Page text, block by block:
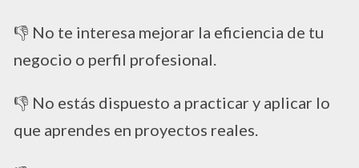
👎 No te interesa mejorar la eficiencia de tu
negocio o perfil profesional.
👎 No estás dispuesto a practicar y aplicar lo
que aprendes en proyectos reales.